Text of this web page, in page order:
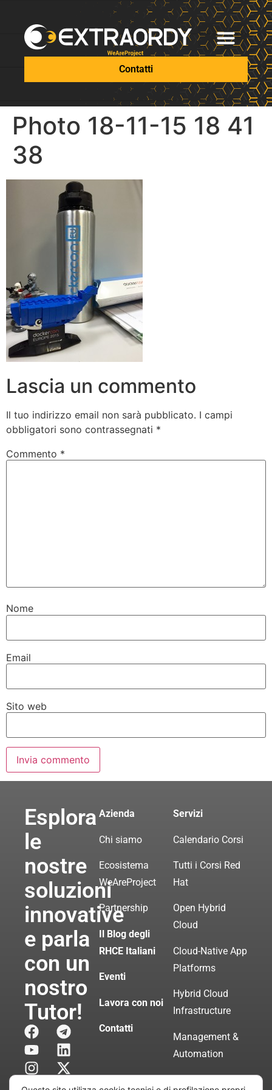
Contatti
Photo 18-11-15 18 41
38
Lascia un commento
Il tuo indirizzo email non sarà pubblicato. I campi
obbligatori sono contrassegnati *
Commento *
Nome
Email
Sito web
Esplora
le
nostre
soluzioni
innovative
e parla
con un
nostro
Tutor!
Azienda
Chi siamo
Ecosistema
WeAreProject
Partnership
Il Blog degli
RHCE Italiani
Eventi
Lavora con noi
Contatti
Servizi
Calendario Corsi
Tutti i Corsi Red
Hat
Open Hybrid
Cloud
Cloud-Native App
Platforms
Hybrid Cloud
Infrastructure
Management &
Automation
Servizi di